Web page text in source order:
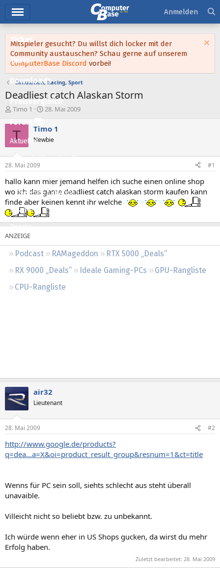
Ticker
Tests
Downloads
Preisvergleich
Forum
Aktuelles
Empfohlene Inhalte
Neueste Aktivitäten
Leserartikel
Regeln
Podcast RAMageddon
RTX 5000 „Deals“
RX 9000 „Deals“
Ideale Gaming-PCs
GPU-Rangliste
CPU-Rangliste
Anmelden
Mitspieler gesucht? Du willst dich locker mit der
Community austauschen? Schau gerne auf unserem
ComputerBase Discord vorbei!
Simulation, Racing, Sport
Deadliest catch Alaskan Storm
E
r
s
e
e
r
Timo 1
E
s
t
e
t
a
28. Mai 2009
T Timo 1
Newbie
28. Mai 2009 #1
hallo kann mier jemand helfen ich suche einen online shop
wo ich das game deadliest catch alaskan storm kaufen kann
finde aber keinen kennt ihr welche
air32
Lieutenant
28. Mai 2009 #2
http://www.google.de/products?
q=dea...a=X&oi=product_result_group&resnum=1&ct=title
Wenns für PC sein soll, siehts schlecht aus steht überall
unavaible.
Villeicht nicht so beliebt bzw. zu unbekannt.
Ich würde wenn eher in US Shops gucken, da wirst du mehr
Erfolg haben.
Zuletzt bearbeitet: 28. Mai 2009